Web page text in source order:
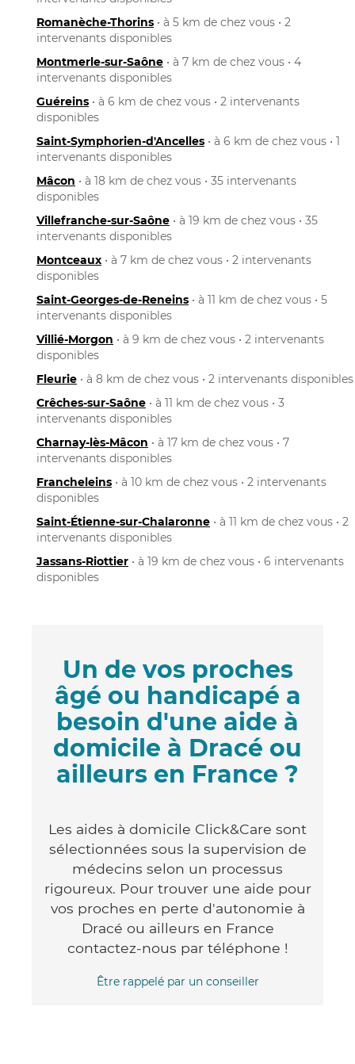
Romanèche-Thorins • à 5 km de chez vous • 2
intervenants disponibles
Montmerle-sur-Saône • à 7 km de chez vous • 4
intervenants disponibles
Guéreins • à 6 km de chez vous • 2 intervenants
disponibles
Saint-Symphorien-d'Ancelles • à 6 km de chez vous • 1
intervenants disponibles
Mâcon • à 18 km de chez vous • 35 intervenants
disponibles
Villefranche-sur-Saône • à 19 km de chez vous • 35
intervenants disponibles
Montceaux • à 7 km de chez vous • 2 intervenants
disponibles
Saint-Georges-de-Reneins • à 11 km de chez vous • 5
intervenants disponibles
Villié-Morgon • à 9 km de chez vous • 2 intervenants
disponibles
Fleurie • à 8 km de chez vous • 2 intervenants disponibles
Crêches-sur-Saône • à 11 km de chez vous • 3
intervenants disponibles
Charnay-lès-Mâcon • à 17 km de chez vous • 7
intervenants disponibles
Francheleins • à 10 km de chez vous • 2 intervenants
disponibles
Saint-Étienne-sur-Chalaronne • à 11 km de chez vous • 2
intervenants disponibles
Jassans-Riottier • à 19 km de chez vous • 6 intervenants
disponibles
Un de vos proches
âgé ou handicapé a
besoin d'une aide à
domicile à Dracé ou
ailleurs en France ?
Les aides à domicile Click&Care sont
sélectionnées sous la supervision de
médecins selon un processus
rigoureux. Pour trouver une aide pour
vos proches en perte d'autonomie à
Dracé ou ailleurs en France
contactez-nous par téléphone !
Être rappelé par un conseiller